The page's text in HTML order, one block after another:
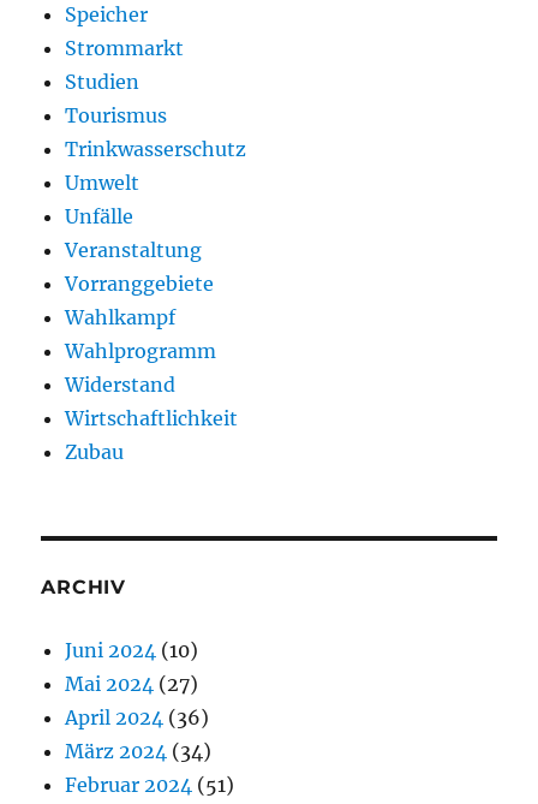
Speicher
Strommarkt
Studien
Tourismus
Trinkwasserschutz
Umwelt
Unfälle
Veranstaltung
Vorranggebiete
Wahlkampf
Wahlprogramm
Widerstand
Wirtschaftlichkeit
Zubau
ARCHIV
Juni 2024 (10)
Mai 2024 (27)
April 2024 (36)
März 2024 (34)
Februar 2024 (51)